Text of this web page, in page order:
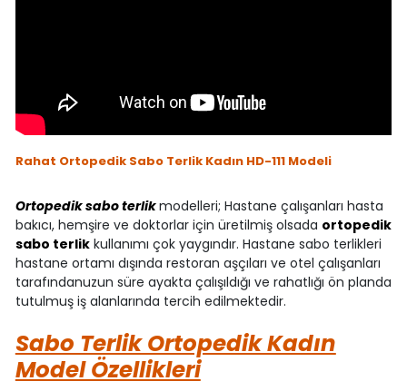
Rahat Ortopedik Sabo Terlik Kadın HD-111 Modeli
Ortopedik sabo terlikmodelleri; Hastane çalışanları hasta
bakıcı, hemşire ve doktorlar için üretilmiş olsada ortopedik
sabo terlikkullanımı çok yaygındır. Hastane sabo terlikleri
hastane ortamı dışında restoran aşçıları ve otel çalışanları
tarafındanuzun süre ayakta çalışıldığı ve rahatlığı ön planda
tutulmuş iş alanlarında tercih edilmektedir.
Sabo Terlik Ortopedik Kadın
Model Özellikleri